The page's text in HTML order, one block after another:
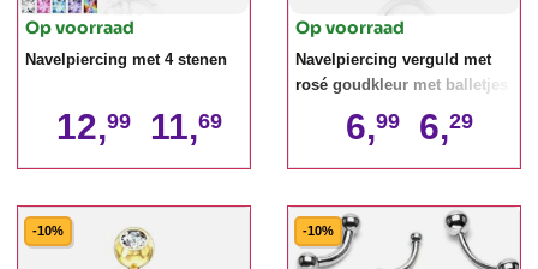
Op voorraad
Navelpiercing met 4 stenen
12,99 11,69
Op voorraad
Navelpiercing verguld met
rosé goudkleur met balletjes
6,99 6,29
-10% -10%